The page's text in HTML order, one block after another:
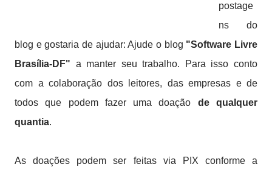
postage
ns do
blog egostaria de ajudar:Ajude o blog "Software Livre
Brasília-DF" a manter seu trabalho. Para isso conto
com a colaboração dos leitores, das empresas e de
todos que podem fazer uma doação de qualquer
quantia.
As doações podem ser feitas via PIX conforme a